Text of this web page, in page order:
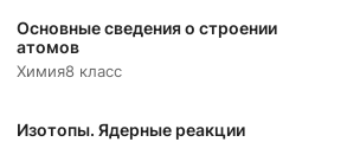
Основные сведения о строении
атомов
Химия8 класс
Изотопы. Ядерные реакции